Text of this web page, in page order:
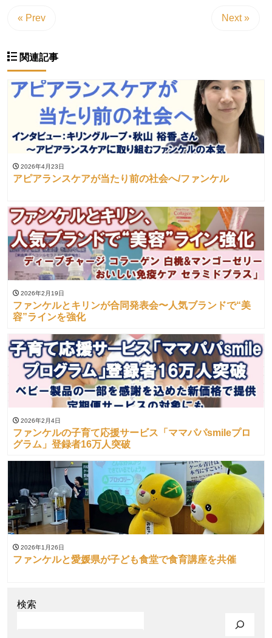
« Prev Next »
関連記事
2026年4月23日
アピアランスケアが当たり前の社会へ/ファンケル
2026年2月19日
ファンケルとキリンが合同発表会〜人気ブランドで“美
容”ラインを強化
2026年2月4日
ファンケルの子育て応援サービス「ママパパsmileプロ
グラム」登録者16万人突破
2026年1月26日
ファンケルと愛媛県が子ども食堂で食育講座を共催
検索